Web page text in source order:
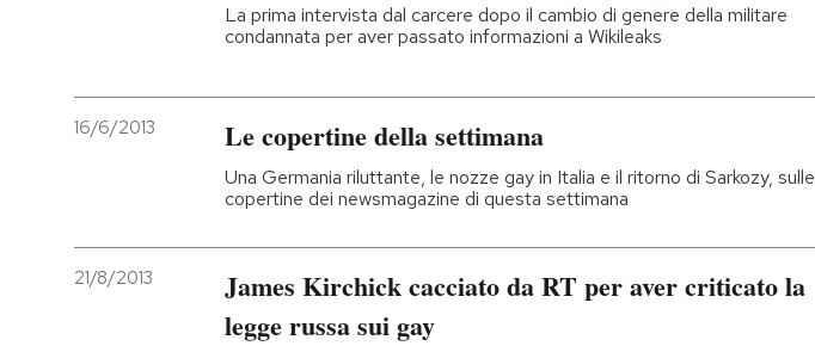
La prima intervista dal carcere dopo il cambio di genere della militare
condannata per aver passato informazioni a Wikileaks
16/6/2013 Le copertine della settimana
Una Germania riluttante, le nozze gay in Italia e il ritorno di Sarkozy, sulle
copertine dei newsmagazine di questa settimana
21/8/2013
James Kirchick cacciato da RT per aver criticato la
legge russa sui gay